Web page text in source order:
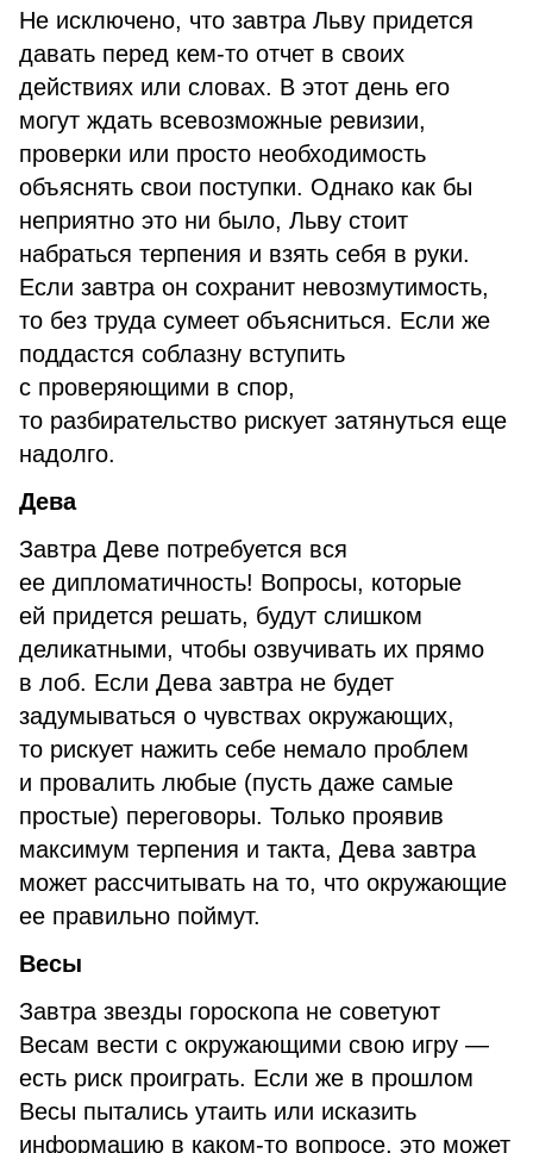
Не исключено, что завтра Льву придется
давать перед кем-то отчет в своих
действиях или словах. В этот день его
могут ждать всевозможные ревизии,
проверки или просто необходимость
объяснять свои поступки. Однако как бы
неприятно это ни было, Льву стоит
набраться терпения и взять себя в руки.
Если завтра он сохранит невозмутимость,
то без труда сумеет объясниться. Если же
поддастся соблазну вступить
с проверяющими в спор,
то разбирательство рискует затянуться еще
надолго.
Дева
Завтра Деве потребуется вся
ее дипломатичность! Вопросы, которые
ей придется решать, будут слишком
деликатными, чтобы озвучивать их прямо
в лоб. Если Дева завтра не будет
задумываться о чувствах окружающих,
то рискует нажить себе немало проблем
и провалить любые (пусть даже самые
простые) переговоры. Только проявив
максимум терпения и такта, Дева завтра
может рассчитывать на то, что окружающие
ее правильно поймут.
Весы
Завтра звезды гороскопа не советуют
Весам вести с окружающими свою игру —
есть риск проиграть. Если же в прошлом
Весы пытались утаить или исказить
информацию в каком-то вопросе, это может